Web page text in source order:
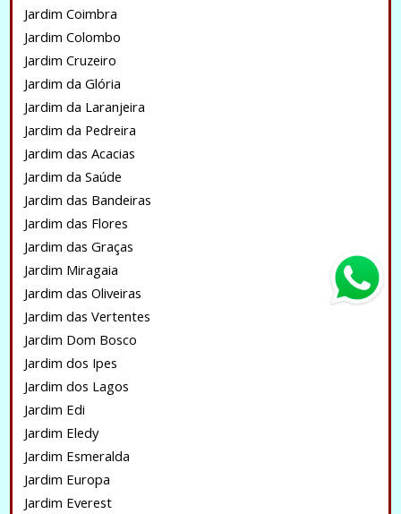
Jardim Coimbra
Jardim Colombo
Jardim Cruzeiro
Jardim da Glória
Jardim da Laranjeira
Jardim da Pedreira
Jardim das Acacias
Jardim da Saúde
Jardim das Bandeiras
Jardim das Flores
Jardim das Graças
Jardim Miragaia
Jardim das Oliveiras
Jardim das Vertentes
Jardim Dom Bosco
Jardim dos Ipes
Jardim dos Lagos
Jardim Edi
Jardim Eledy
Jardim Esmeralda
Jardim Europa
Jardim Everest